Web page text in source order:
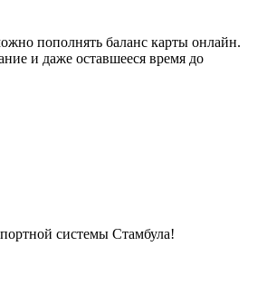
пополнять баланс карты онлайн.
и даже оставшееся время до
системы Стамбула!